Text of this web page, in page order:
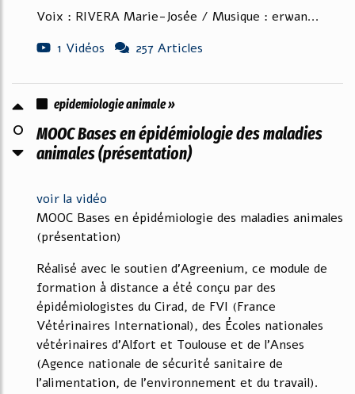
Voix : RIVERA Marie-Josée / Musique : erwan...
1 Vidéos
257 Articles
0
epidemiologie animale »
MOOC Bases en épidémiologie des maladies
animales (présentation)
voir la vidéo
MOOC Bases en épidémiologie des maladies animales
(présentation)
Réalisé avec le soutien d’Agreenium, ce module de
formation à distance a été conçu par des
épidémiologistes du Cirad, de FVI (France
Vétérinaires International), des Écoles nationales
vétérinaires d’Alfort et Toulouse et de l’Anses
(Agence nationale de sécurité sanitaire de
l’alimentation, de l’environnement et du travail).